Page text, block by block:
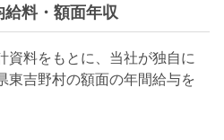
料・額面年収
料をもとに、当社が独自に
東吉野村の額面の年間給与を